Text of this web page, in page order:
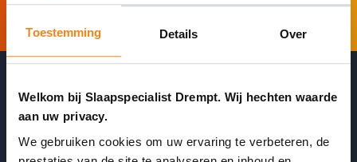
Toestemming Details Over
Welkom bij Slaapspecialist Drempt. Wij hechten waarde
aan uw privacy.
We gebruiken cookies om uw ervaring te verbeteren, de
Wacht niet onnodig in de winkel